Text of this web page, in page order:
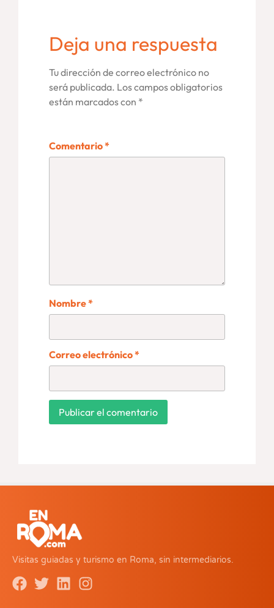
Deja una respuesta
Tu dirección de correo electrónico no
será publicada. Los campos obligatorios
están marcados con *
Comentario*
Nombre*
Correo electrónico*
Visitas guiadas y turismo en Roma, sin intermediarios.